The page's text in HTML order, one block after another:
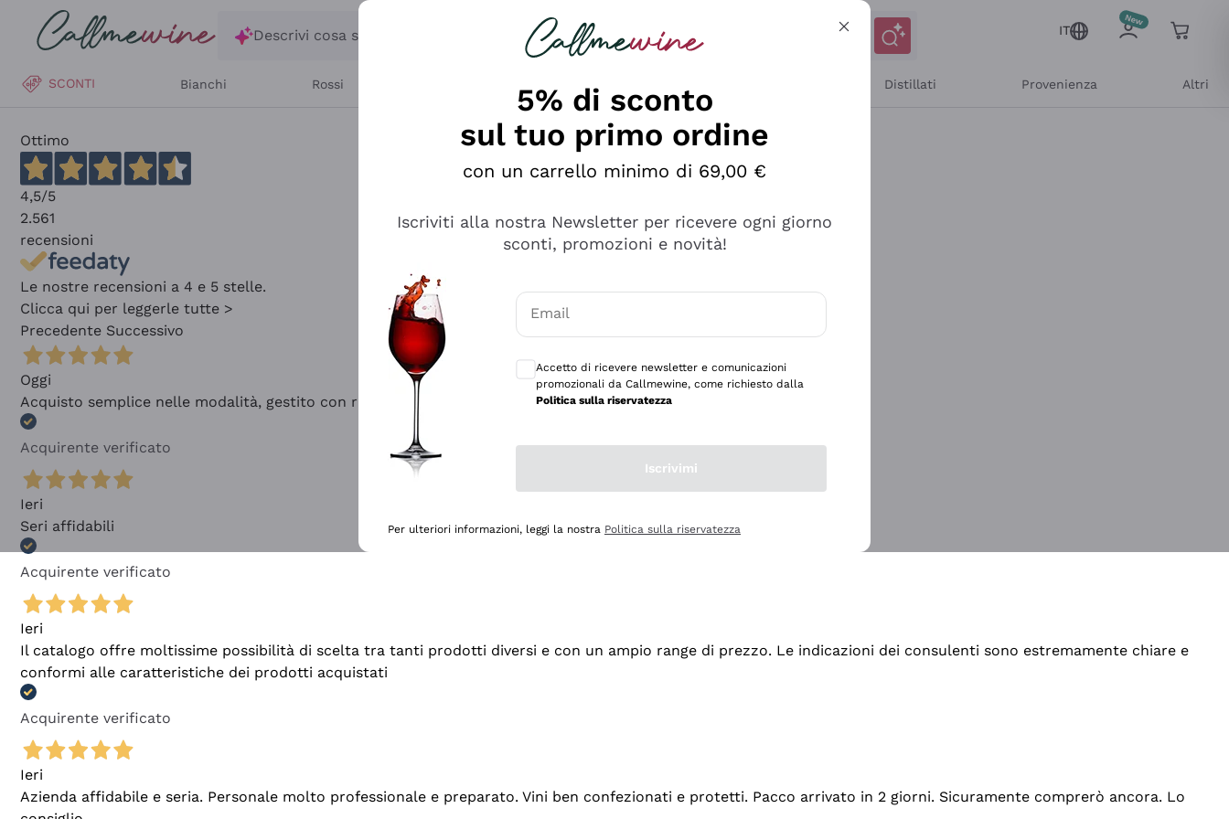
Salta al contenuto principale
Descrivi cosa stai cercando
IT
SCONTI Bianchi Rossi Distillati Provenienza Altri
Ottimo
4,5/5
2.561
recensioni
Le nostre recensioni a 4 e 5 stelle.
Clicca qui per leggerle tutte >
Precedente Successivo
Oggi
Acquisto semplice nelle modalità, gestito con rapidità e professionalità
Acquirente verificato
Ieri
Seri affidabili
Acquirente verificato
Ieri
Il catalogo offre moltissime possibilità di scelta tra tanti prodotti diversi e con un ampio range di prezzo. Le indicazioni dei consulenti sono estremamente chiare e
conformi alle caratteristiche dei prodotti acquistati
Acquirente verificato
Ieri
Azienda affidabile e seria. Personale molto professionale e preparato. Vini ben confezionati e protetti. Pacco arrivato in 2 giorni. Sicuramente comprerò ancora. Lo
5% di sconto
sul tuo primo ordine
con un carrello minimo di 69,00 €
Iscriviti alla nostra Newsletter per ricevere ogni giorno
sconti, promozioni e novità!
Email
Accetto di ricevere newsletter e comunicazioni
promozionali da Callmewine, come richiesto dalla
Politica sulla riservatezza
Iscrivimi
Per ulteriori informazioni, leggi la nostra Politica sulla riservatezza